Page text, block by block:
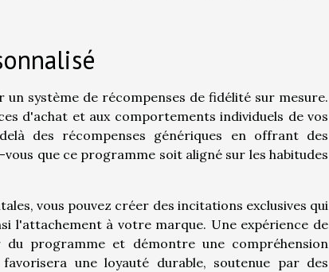
système de récompenses de fidélité sur mesure.
d'achat et aux comportements individuels de vos
des récompenses génériques en offrant des
que ce programme soit aligné sur les habitudes
vous pouvez créer des incitations exclusives qui
l'attachement à votre marque. Une expérience de
programme et démontre une compréhension
une loyauté durable, soutenue par des